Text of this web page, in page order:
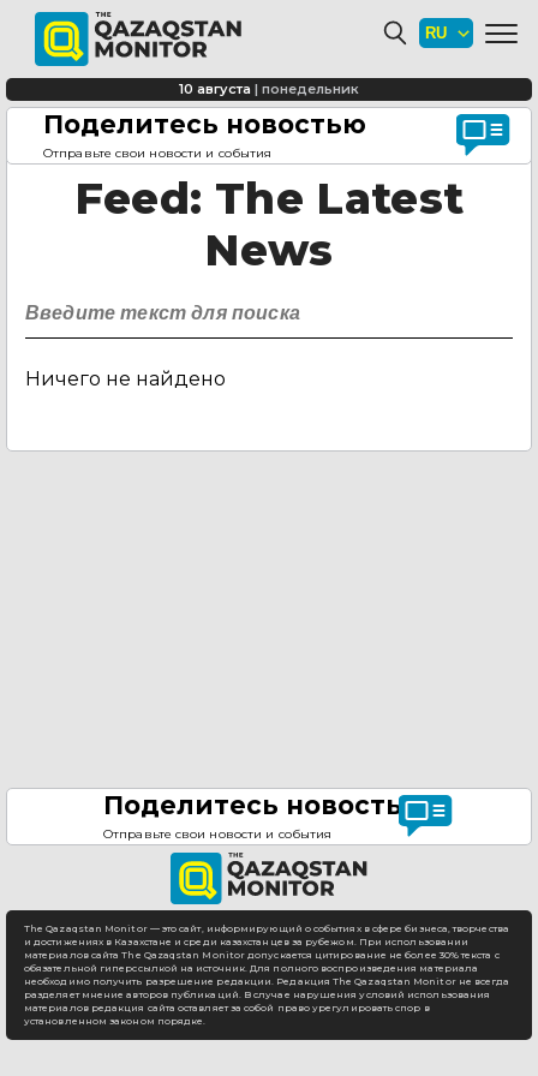
Поделитесь новостью
Отправьте свои новости и события
10 августа | понедельник
Главная страница
Feed: The Latest
News
Ничего не найдено
Поделитесь новостью
Отправьте свои новости и события
The Qazaqstan Monitor — это сайт, информирующий о событиях в сфере бизнеса, творчества
и достижениях в Казахстане и среди казахстанцев за рубежом. При использовании
материалов сайта The Qazaqstan Monitor допускается цитирование не более 30% текста с
обязательной гиперссылкой на источник. Для полного воспроизведения материала
необходимо получить разрешение редакции. Редакция The Qazaqstan Monitor не всегда
разделяет мнение авторов публикаций. В случае нарушения условий использования
материалов редакция сайта оставляет за собой право урегулировать спор в
установленном законом порядке.